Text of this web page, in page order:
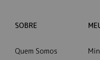
SOBRE
Quem Somos